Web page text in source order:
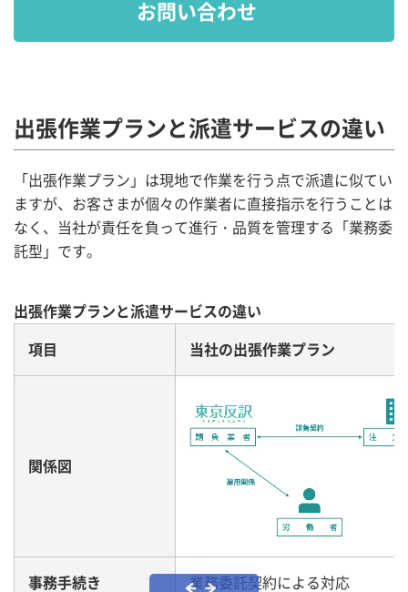
お問い合わせ
出張作業プランと派遣サービスの違い
「出張作業プラン」は現地で作業を行う点で派遣に似てい
ますが、お客さまが個々の作業者に直接指示を行うことは
なく、当社が責任を負って進行・品質を管理する「業務委
託型」です。
出張作業プランと派遣サービスの違い
項目 当社の出張作業プラン
関係図
事務手続き 業務委託契約による対応